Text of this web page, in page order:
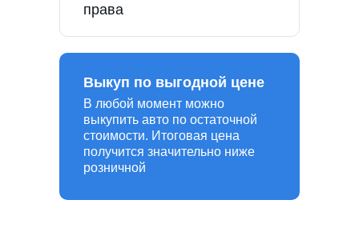
права
В любой момент можно
выкупить авто по остаточной
стоимости. Итоговая цена
получится значительно ниже
розничной
Выкуп по выгодной цене